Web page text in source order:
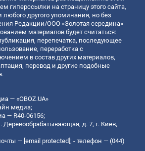
гиперссылки на страницу этого сайта,
любого другого упоминания, но без
Редакции/ООО «Золотая середина»
материалов будет считаться:
перепечатка, последующее
переработка с
в состав других материалов,
перевод и другие подобные
— «OBOZ.UA»
медиа;
— R40-06156;
Деревообрабатывающая, д. 7, г. Киев,
— [email protected]; - телефон — (044)